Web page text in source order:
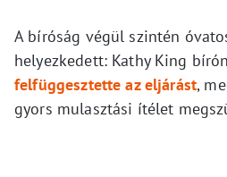
A bíróság végül szintén
helyezkedett: Kathy King
felfüggesztette az eljárást,
gyors mulasztási ítélet